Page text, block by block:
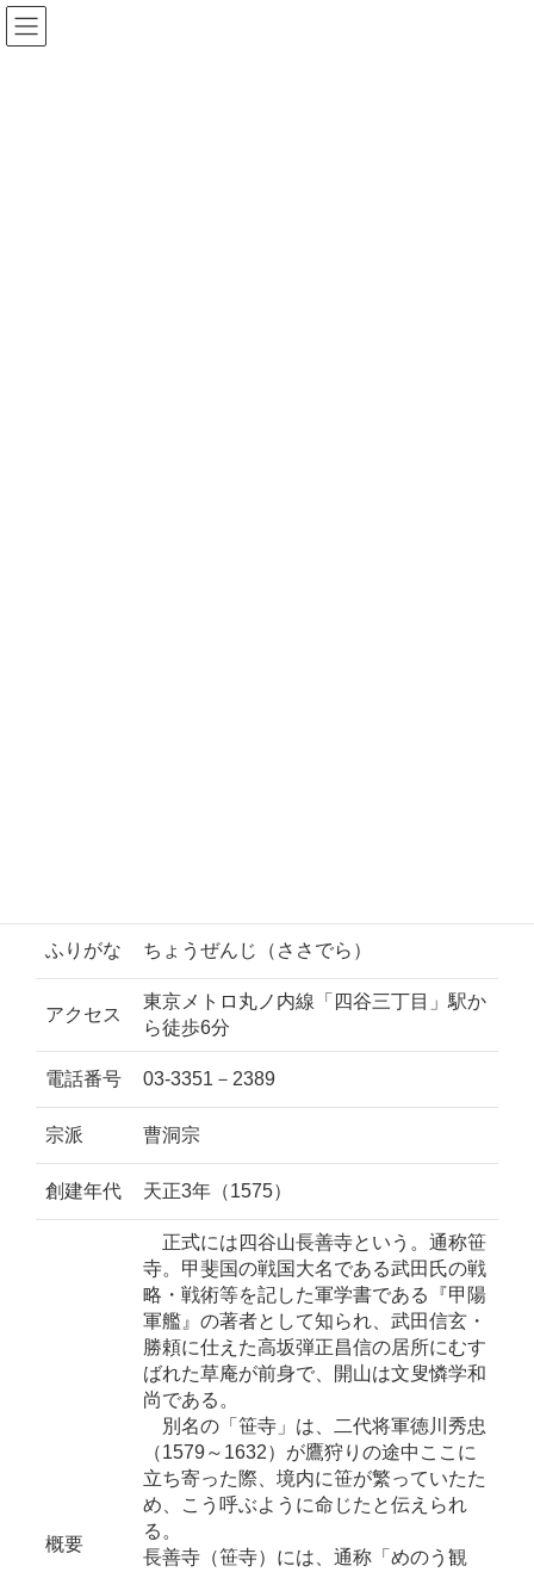
ふりがな ちょうぜんじ（ささでら）
アクセス
東京メトロ丸ノ内線「四谷三丁目」駅か
ら徒歩6分
電話番号 03-3351－2389
宗派 曹洞宗
創建年代 天正3年（1575）
概要
正式には四谷山長善寺という。通称笹
寺。甲斐国の戦国大名である武田氏の戦
略・戦術等を記した軍学書である『甲陽
軍艦』の著者として知られ、武田信玄・
勝頼に仕えた高坂弾正昌信の居所にむす
ばれた草庵が前身で、開山は文叟憐学和
尚である。
別名の「笹寺」は、二代将軍徳川秀忠
（1579～1632）が鷹狩りの途中ここに
立ち寄った際、境内に笹が繁っていたた
め、こう呼ぶように命じたと伝えられ
る。
長善寺（笹寺）には、通称「めのう観